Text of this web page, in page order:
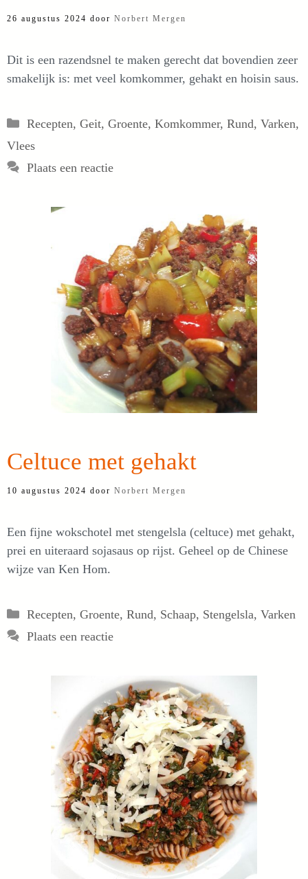
26 augustus 2024 door Norbert Mergen
Dit is een razendsnel te maken gerecht dat bovendien zeer
smakelijk is: met veel komkommer, gehakt en hoisin saus.
Categorieën
Recepten, Geit, Groente, Komkommer, Rund, Varken,
Vlees
Plaats een reactie
Celtuce met gehakt
10 augustus 2024 door Norbert Mergen
Een fijne wokschotel met stengelsla (celtuce) met gehakt,
prei en uiteraard sojasaus op rijst. Geheel op de Chinese
wijze van Ken Hom.
Categorieën
Recepten, Groente, Rund, Schaap, Stengelsla, Varken
Plaats een reactie